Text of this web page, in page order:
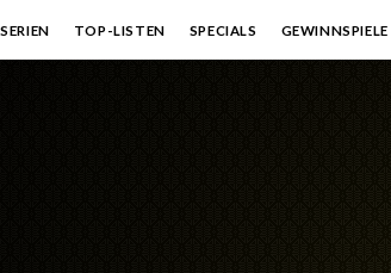
SERIEN TOP-LISTEN SPECIALS GEWINNSPIELE